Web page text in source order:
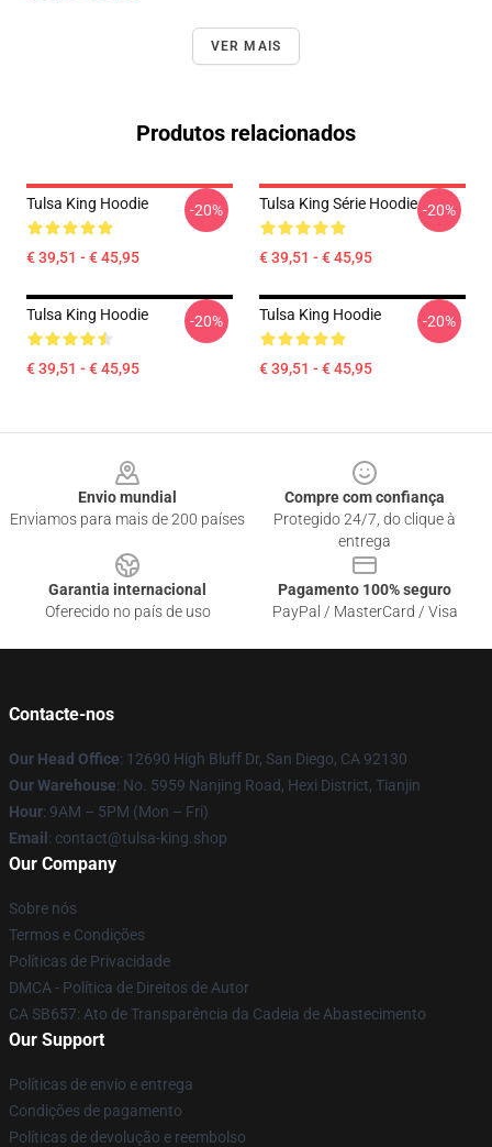
VER MAIS
Produtos relacionados
Tulsa King Hoodie
€ 39,51 - € 45,95
-20% Tulsa King Série Hoodie
€ 39,51 - € 45,95
-20%
Tulsa King Hoodie
€ 39,51 - € 45,95
-20% Tulsa King Hoodie
€ 39,51 - € 45,95
-20%
Envio mundial
Enviamos para mais de 200 países
Compre com confiança
Protegido 24/7, do clique à
entrega
Garantia internacional
Oferecido no país de uso
Pagamento 100% seguro
PayPal / MasterCard / Visa
Contacte-nos
Our Head Office: 12690 High Bluff Dr, San Diego, CA 92130
Our Warehouse: No. 5959 Nanjing Road, Hexi District, Tianjin
Hour: 9AM – 5PM (Mon – Fri)
Email : contact@tulsa-king.shop
Our Company
Sobre nós
Termos e Condições
Políticas de Privacidade
DMCA - Política de Direitos de Autor
CA SB657: Ato de Transparência da Cadeia de Abastecimento
Our Support
Políticas de envio e entrega
Condições de pagamento
Políticas de devolução e reembolso